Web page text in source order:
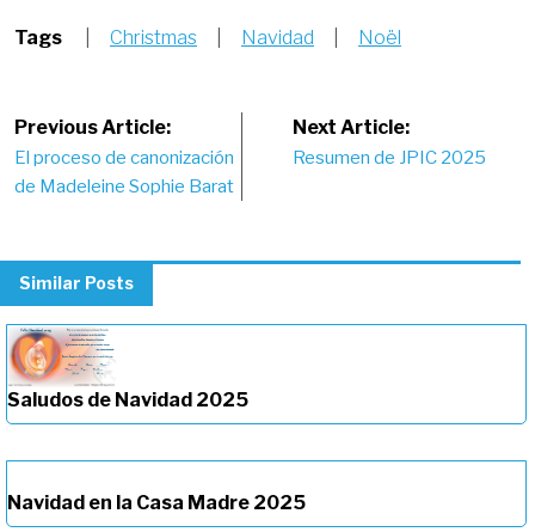
Tags Christmas Navidad Noël
Post
navigation
Previous Article:
El proceso de canonización
de Madeleine Sophie Barat
Next Article:
Resumen de JPIC 2025
Similar Posts
Saludos de Navidad 2025
Navidad en la Casa Madre 2025